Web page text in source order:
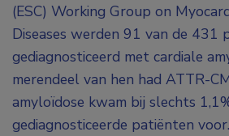
(ESC) Working Group on
Diseases werden 91 van de 431
gediagnosticeerd met cardiale
merendeel van hen had ATTR-
amyloïdose kwam bij slechts
gediagnosticeerde patiënten